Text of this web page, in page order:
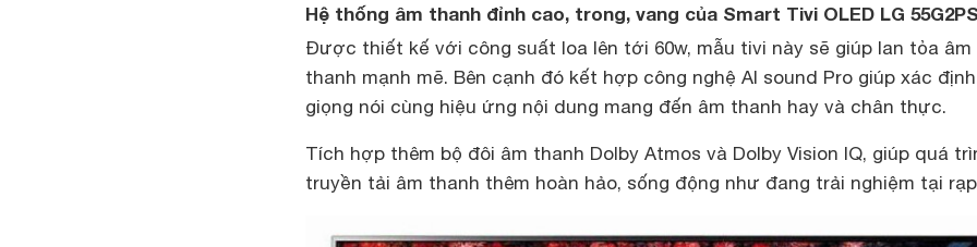
Hệ thống âm thanh đỉnh cao, trong, vang của Smart Tivi OLED LG
Được thiết kế với công suất loa lên tới 60w, mẫu tivi này sẽ giúp lan tỏa âm
thanh mạnh mẽ. Bên cạnh đó kết hợp công nghệ Al sound Pro giúp xác định
giọng nói cùng hiệu ứng nội dung mang đến âm thanh hay và chân thực.
Tích hợp thêm bộ đôi âm thanh Dolby Atmos và Dolby Vision IQ, giúp quá
truyền tải âm thanh thêm hoàn hảo, sống động như đang trải nghiệm tại